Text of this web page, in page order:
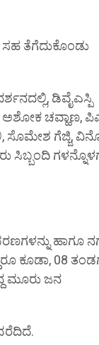
ಸಹ ತೆಗೆದುಕೊಂಡು
ಡಿವೈಎಸ್ಪಿ
ಅಶೋಕ ಚವ್ಹಾಣ,
ಸೊಮೇಶ ಗೆಜ್ಜಿ,
ಸಿಬ್ಬಂದಿ
ಹಾಗೂ
ಕೂಡಾ, 08
ಮೂರು ಜನ